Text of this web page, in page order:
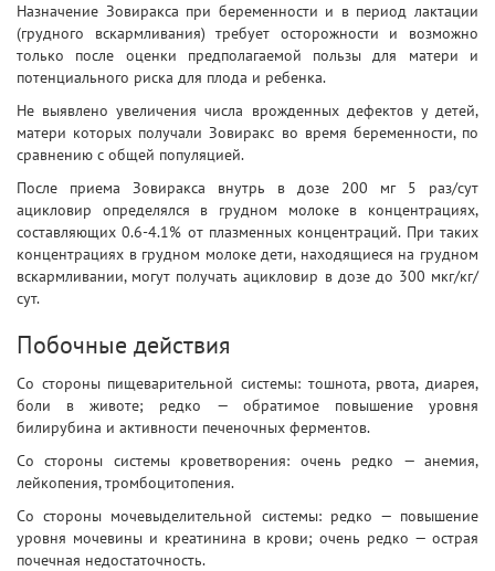
Назначение Зовиракса при беременности и в период лактации
(грудного вскармливания) требует осторожности и возможно
только после оценки предполагаемой пользы для матери и
потенциального риска для плода и ребенка.
Не выявлено увеличения числа врожденных дефектов у детей,
матери которых получали Зовиракс во время беременности, по
сравнению с общей популяцией.
После приема Зовиракса внутрь в дозе 200 мг 5 раз/сут
ацикловир определялся в грудном молоке в концентрациях,
составляющих 0.6-4.1% от плазменных концентраций. При таких
концентрациях в грудном молоке дети, находящиеся на грудном
вскармливании, могут получать ацикловир в дозе до 300 мкг/кг/
сут.
Побочные действия
Со стороны пищеварительной системы: тошнота, рвота, диарея,
боли в животе; редко — обратимое повышение уровня
билирубина и активности печеночных ферментов.
Со стороны системы кроветворения: очень редко — анемия,
лейкопения, тромбоцитопения.
Со стороны мочевыделительной системы: редко — повышение
уровня мочевины и креатинина в крови; очень редко — острая
почечная недостаточность.